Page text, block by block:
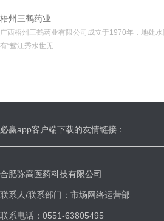
梧州三鹤药业
广西梧州三鹤药业有限公司成立于1970年，地处
有“鸳江秀水世无…
必赢app客户端下载的友情链接：
合肥弥高医药科技有限公司
联系人/联系部门：市场网络运营部
联系电话：0551-63805495